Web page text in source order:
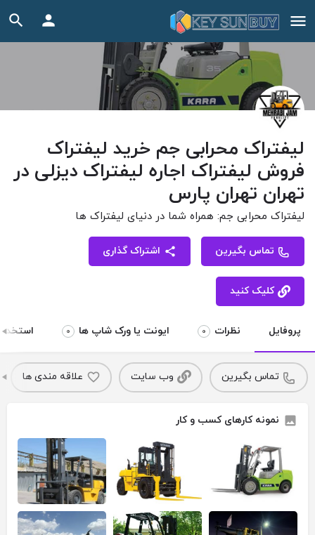
لیفتراک محرابی جم خرید لیفتراک
فروش لیفتراک اجاره لیفتراک دیزلی در
تهران تهران پارس
لیفتراک محرابی جم: همراه شما در دنیای لیفتراک ها
تماس بگیرین اشتراک گذاری
کلیک کنید
پروفایل نظرات 0 ایونت یا ورک شاپ ها 0
تماس بگیرین وب سایت علاقه مندی ها
نمونه کارهای کسب و کار